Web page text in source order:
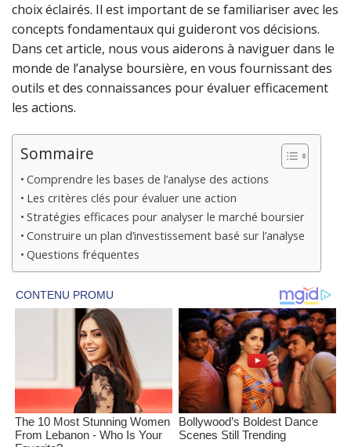
choix éclairés. Il est important de se familiariser avec les
concepts fondamentaux qui guideront vos décisions.
Dans cet article, nous vous aiderons à naviguer dans le
monde de l’analyse boursière, en vous fournissant des
outils et des connaissances pour évaluer efficacement
les actions.
Sommaire
Comprendre les bases de l’analyse des actions
Les critères clés pour évaluer une action
Stratégies efficaces pour analyser le marché boursier
Construire un plan d’investissement basé sur l’analyse
Questions fréquentes